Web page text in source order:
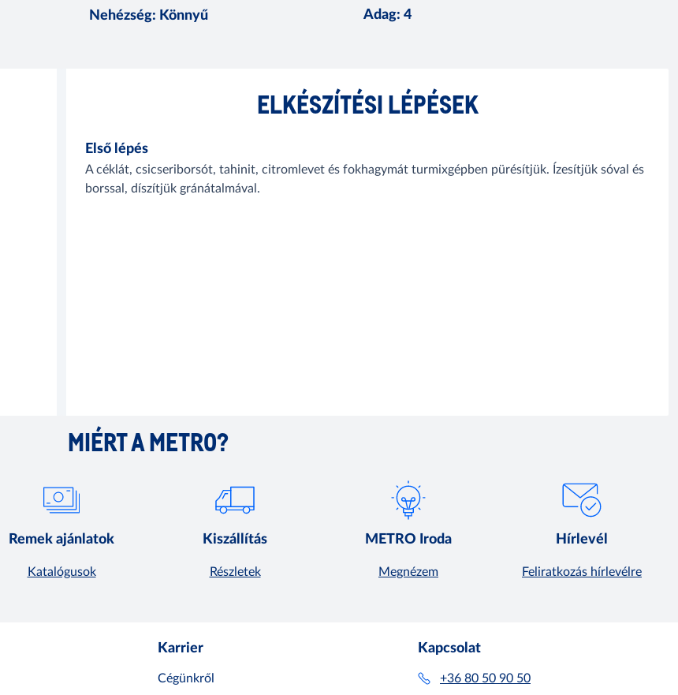
Nehézség: Könnyű Adag:4
ELKÉSZÍTÉSI LÉPÉSEK
Első lépés
A céklát, csicseriborsót, tahinit, citromlevet és fokhagymát turmixgépben pürésítjük. Ízesítjük sóval és
borssal, díszítjük gránátalmával.
MIÉRT A METRO?
Remek ajánlatok
Katalógusok
Kiszállítás
Részletek
METRO Iroda
Megnézem
Hírlevél
Feliratkozás hírlevélre
Karrier
Cégünkről
Kapcsolat
+36 80 50 90 50